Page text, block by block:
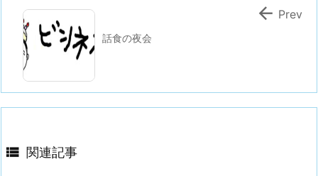
話食の夜会
 Prev
 関連記事